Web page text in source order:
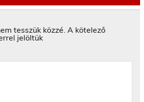
tesszük közzé. A kötelező
jelöltük